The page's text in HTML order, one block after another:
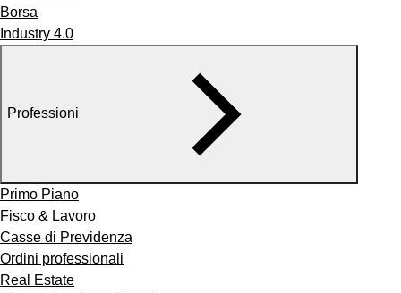
Borsa
Industry 4.0
Professioni
Primo Piano
Fisco & Lavoro
Casse di Previdenza
Ordini professionali
Real Estate